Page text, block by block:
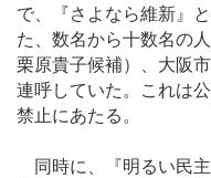
で、『さよなら維新』
た、数名から十数名の
栗原貴子候補）、大阪
連呼していた。これは
禁止にあたる。
同時に、『明るい民